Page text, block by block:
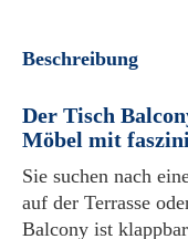
Beschreibung
Der Tisch
Möbel mit
Sie suchen nach
auf der Terrasse
Balcony ist